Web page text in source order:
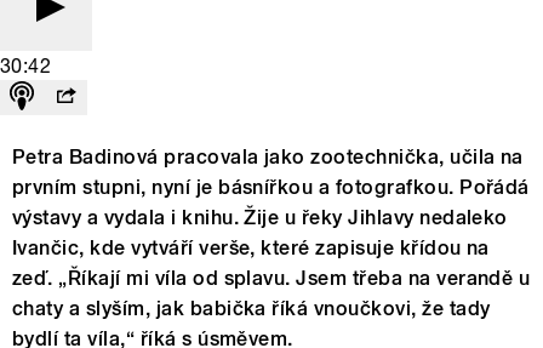
30:42
Petra Badinová pracovala jako zootechnička, učila na
prvním stupni, nyní je básnířkou a fotografkou. Pořádá
výstavy a vydala i knihu. Žije u řeky Jihlavy nedaleko
Ivančic, kde vytváří verše, které zapisuje křídou na
zeď. „Říkají mi víla od splavu. Jsem třeba na verandě u
chaty a slyším, jak babička říká vnoučkovi, že tady
bydlí ta víla,“ říká s úsměvem.